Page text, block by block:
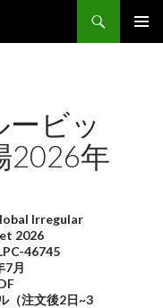
ビッ
2026年
Irregular
2026
46745
7月
（注文後2日~3